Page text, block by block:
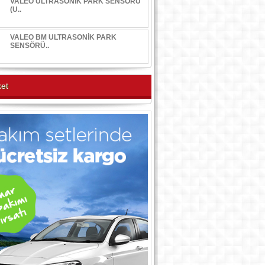
(U..
VALEO BM ULTRASONİK PARK
SENSÖRÜ..